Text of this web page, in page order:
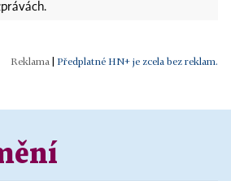
Předplatné HN+ je zcela bez reklam.